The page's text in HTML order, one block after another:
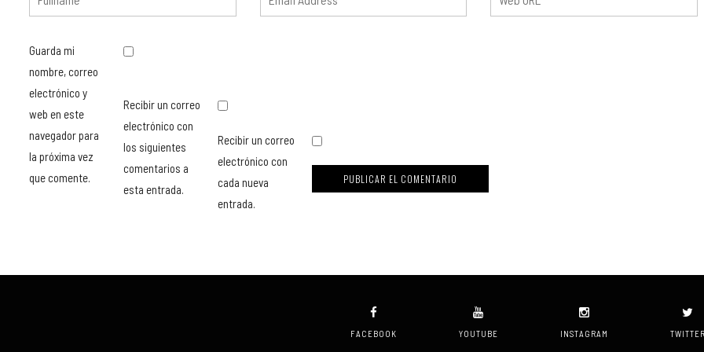
Guarda mi
nombre, correo
electrónico y
web en este
navegador para
la próxima vez
que comente.
Recibir un correo
electrónico con
los siguientes
comentarios a
esta entrada.
Recibir un correo
electrónico con
cada nueva
entrada.
FACEBOOK YOUTUBE INSTAGRAM